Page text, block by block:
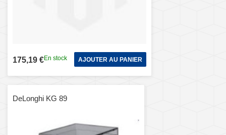
175,19 €En stock AJOUTER AU PANIER
DeLonghi KG 89